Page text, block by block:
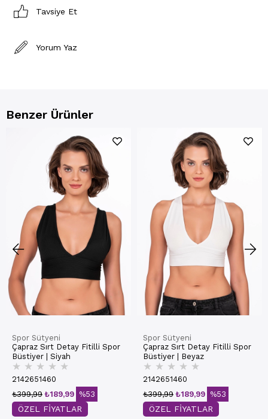
Tavsiye Et
Yorum Yaz
Benzer Ürünler
Spor Sütyeni
Çapraz Sırt Detay Fitilli Spor
Büstiyer | Siyah
★ ★ ★ ★ ★
2142651460
₺189,99
₺399,99 %53
ÖZEL FİYATLAR
Spor Sütyeni
Çapraz Sırt Detay Fitilli Spor
Büstiyer | Beyaz
★ ★ ★ ★ ★
2142651460
₺189,99
₺399,99 %53
ÖZEL FİYATLAR